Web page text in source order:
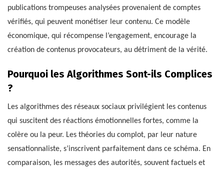
publications trompeuses analysées provenaient de comptes
vérifiés, qui peuvent monétiser leur contenu. Ce modèle
économique, qui récompense l’engagement, encourage la
création de contenus provocateurs, au détriment de la vérité.
Pourquoi les Algorithmes Sont-ils Complices
?
Les algorithmes des réseaux sociaux privilégient les contenus
qui suscitent des réactions émotionnelles fortes, comme la
colère ou la peur. Les théories du complot, par leur nature
sensationnaliste, s’inscrivent parfaitement dans ce schéma. En
comparaison, les messages des autorités, souvent factuels et